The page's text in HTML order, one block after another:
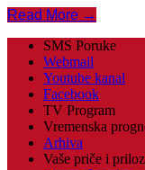
Read More →
SMS Poruke
Webmail
Youtube kanal
Facebook
TV Program
Vremenska
Arhiva
Vaše priče i